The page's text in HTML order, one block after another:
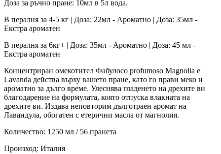
Доза за ръчно пране: 10мл в 5л вода.
В пералня за 4-5 кг | Доза: 22мл - Ароматно | Доза: 35мл -
Екстра ароматен
В пералня за 6кг+ | Доза: 35мл - Ароматно | Доза: 45 мл -
Екстра ароматен
Концентриран омекотител Фабулосо profumoso Magnolia e
Lavanda действа върху вашето пране, като го прави меко и
ароматно за дълго време. Улеснява гладенето на дрехите ви
благодарение на формулата, която отпуска влакната на
дрехите ви. Издава неповторим дълготраен аромат на
Лавандула, обогатен с етерични масла от магнолия.
Количество: 1250 мл / 56 пранета
Произход: Италия